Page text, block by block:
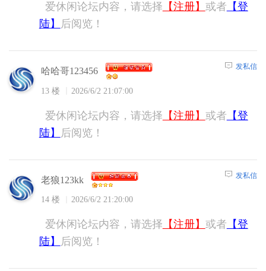
爱休闲论坛内容，请选择 【注册】 或者 【登
陆】
后阅览！
哈哈哥123456
13 楼 2026/6/2 21:07:00
发私信
爱休闲论坛内容，请选择 【注册】 或者 【登
陆】
后阅览！
老狼123kk
14 楼 2026/6/2 21:20:00
发私信
爱休闲论坛内容，请选择 【注册】 或者 【登
陆】
后阅览！